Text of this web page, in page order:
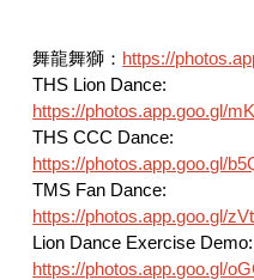
舞龍舞獅： https://
THS Lion Dance:
https://photos.app.goo.gl/
THS CCC Dance:
https://photos.app.goo.gl/
TMS Fan Dance:
https://photos.app.goo.gl/
Lion Dance Exercise Demo:
https://photos.app.goo.gl/